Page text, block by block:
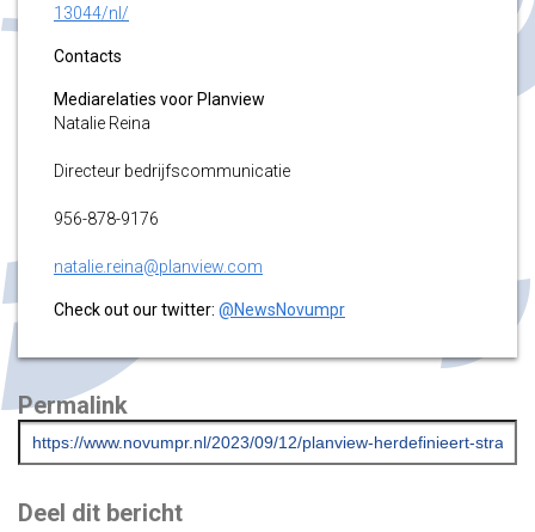
13044/nl/
Contacts
Mediarelaties voor Planview
Natalie Reina
Directeur bedrijfscommunicatie
956-878-9176
natalie.reina@planview.com
Check out our twitter: @NewsNovumpr
Permalink
Deel dit bericht